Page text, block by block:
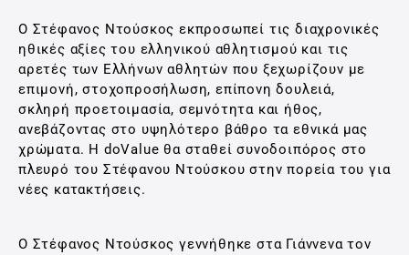
Ο Στέφανος Ντούσκος εκπροσωπεί τις διαχρονικές
ηθικές αξίες του ελληνικού αθλητισμού και τις
αρετές των Ελλήνων αθλητών που ξεχωρίζουν με
επιμονή, στοχοπροσήλωση, επίπονη δουλειά,
σκληρή προετοιμασία, σεμνότητα και ήθος,
ανεβάζοντας στο υψηλότερο βάθρο τα εθνικά μας
χρώματα. Η doValue θα σταθεί συνοδοιπόρος στο
πλευρό του Στέφανου Ντούσκου στην πορεία του για
νέες κατακτήσεις.
Ο Στέφανος Ντούσκος γεννήθηκε στα Γιάννενα τον